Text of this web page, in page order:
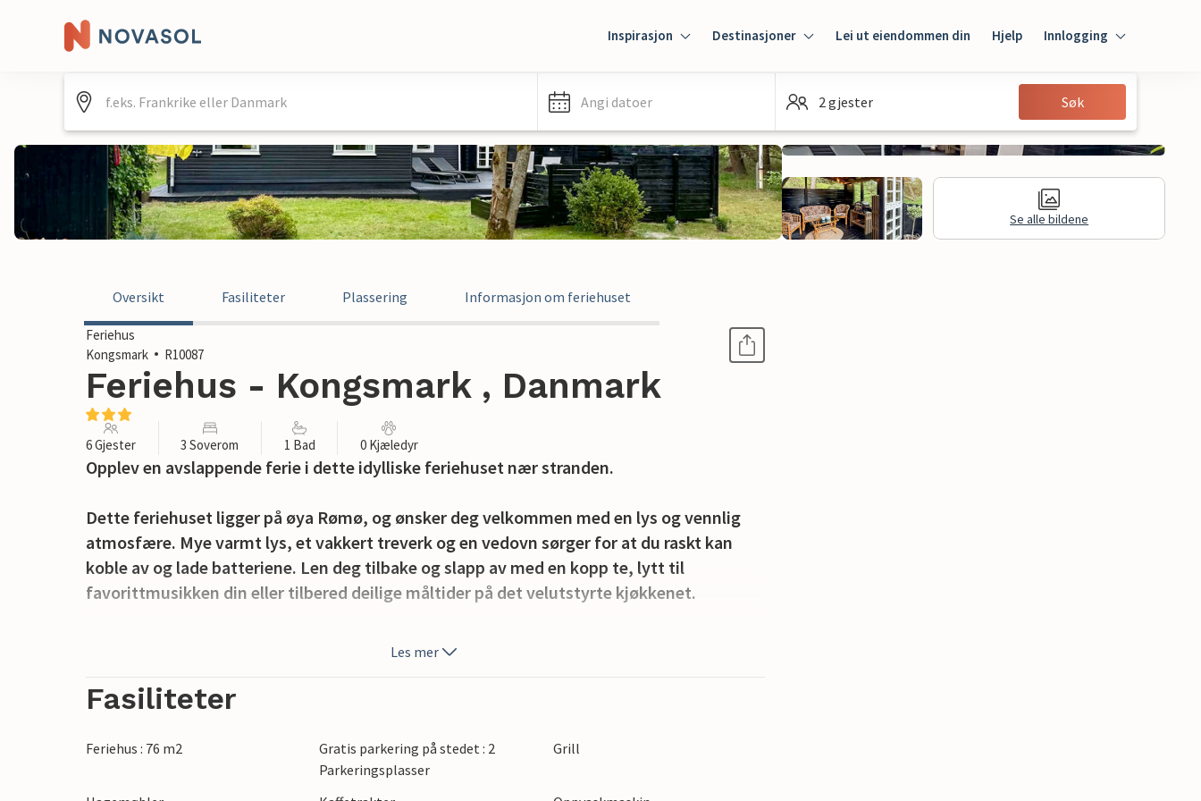
Inspirasjon Destinasjoner Lei ut eiendommen din Hjelp Innlogging
Innlogging
Gjest
Angi datoer 2 gjester Søk
Se alle bildene
Oversikt Fasiliteter Plassering Informasjon om feriehuset
Feriehus
Kongsmark
R10087
Feriehus - Kongsmark , Danmark
6 Gjester 3 Soverom 1 Bad 0 Kjæledyr
Opplev en avslappende ferie i dette idylliske feriehuset nær stranden.
Dette feriehuset ligger på øya Rømø, og ønsker deg velkommen med en lys og vennlig
atmosfære. Mye varmt lys, et vakkert treverk og en vedovn sørger for at du raskt kan
koble av og lade batteriene. Len deg tilbake og slapp av med en kopp te, lytt til
favorittmusikken din eller tilbered deilige måltider på det velutstyrte kjøkkenet.
Start dagen med en aromatisk kopp kaffe på terrassen. Spis en solid frokost her, og kos
måltid og et glass vin.
Ta en kort tur til Kongsmark strand, og nyt den friske havbrisen, den fine sanden og den
avslappede atmosfæren i dette rolige kystområdet. I nærliggende Skærbæk kan du
spasere gjennom sjarmerende smug og smake på danske spesialiteter på koselige kafeer.
Les mer
Fasiliteter
Feriehus : 76 m2
Gratis parkering på stedet : 2
Parkeringsplasser
Grill